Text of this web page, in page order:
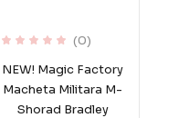
(0)
NEW! Magic Factory
Macheta Militara M-
Shorad Bradley